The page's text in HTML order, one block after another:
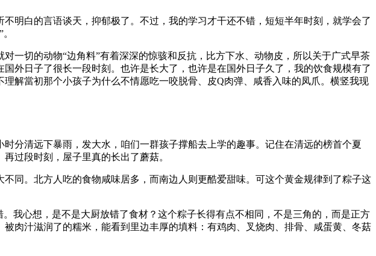
明白的言语谈天，抑郁极了。不过，我的学习才干还不错，短短半年时刻，就学会了
一切的动物“边角料”有着深深的惊骇和反抗，比方下水、动物皮，所以关于广式早茶
外日子了很长一段时刻。也许是长大了，也许是在国外日子久了，我的饮食规模有了
解當初那个小孩子为什么不情愿吃一咬脱骨、皮Q肉弹、咸香入味的凤爪。横竖我现
分清远下暴雨，发大水，咱们一群孩子撑船去上学的趣事。记住在清远的榜首个夏
过段时刻，屋子里真的长出了蘑菇。
同。北方人吃的食物咸味居多，而南边人则更酷爱甜味。可这个黄金规律到了粽子这
我心想，是不是大厨放错了食材？这个粽子长得有点不相同，不是三角的，而是正方
肉汁滋润了的糯米，能看到里边丰厚的填料：有鸡肉、叉烧肉、排骨、咸蛋黄、冬菇